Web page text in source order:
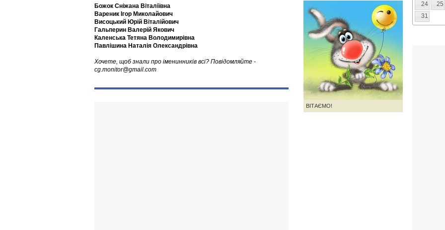
ВІТАЄМО!
Божок Сніжана Віталіївна
Вареник Ігор Миколайович
Висоцький Юрій Віталійович
Гальперин Валерій Якович
Каленська Тетяна Володимирівна
Павлішина Наталія Олександрівна
Хочете, щоб знали про іменинників всі? Повідомляйте -
cg.monitor@gmail.com
24
25
31